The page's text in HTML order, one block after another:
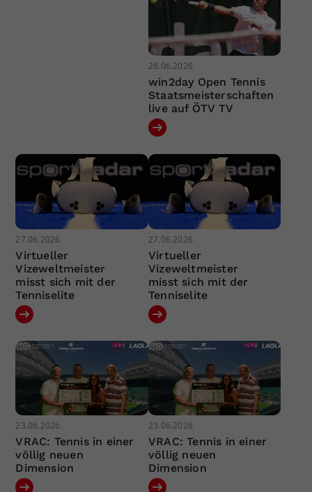
28.06.2026
win2day Open Tennis
Staatsmeisterschaften
live auf ÖTV TV
27.06.2026
Virtueller
Vizeweltmeister
misst sich mit der
Tenniselite
27.06.2026
Virtueller
Vizeweltmeister
misst sich mit der
Tenniselite
23.06.2026
VRAC: Tennis in einer
völlig neuen
Dimension
23.06.2026
VRAC: Tennis in einer
völlig neuen
Dimension